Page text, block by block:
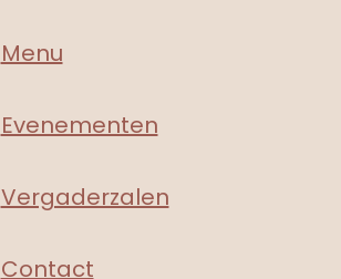
Menu
Evenementen
Vergaderzalen
Contact